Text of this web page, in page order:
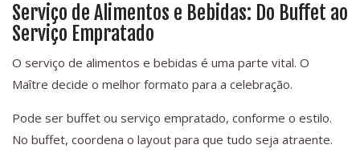
Serviço de Alimentos e Bebidas: Do Buffet ao
Serviço Empratado
O serviço de alimentos e bebidas é uma parte vital. O
Maître decide o melhor formato para a celebração.
Pode ser buffet ou serviço empratado, conforme o estilo.
No buffet, coordena o layout para que tudo seja atraente.